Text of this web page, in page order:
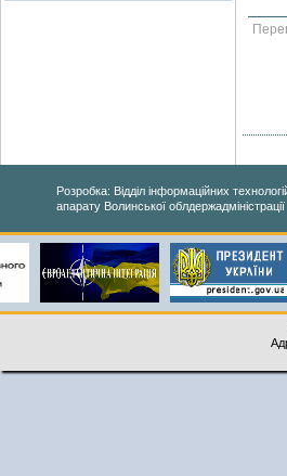
Розробка: Відділ інформаційних
апарату Волинської облдержадміністрації